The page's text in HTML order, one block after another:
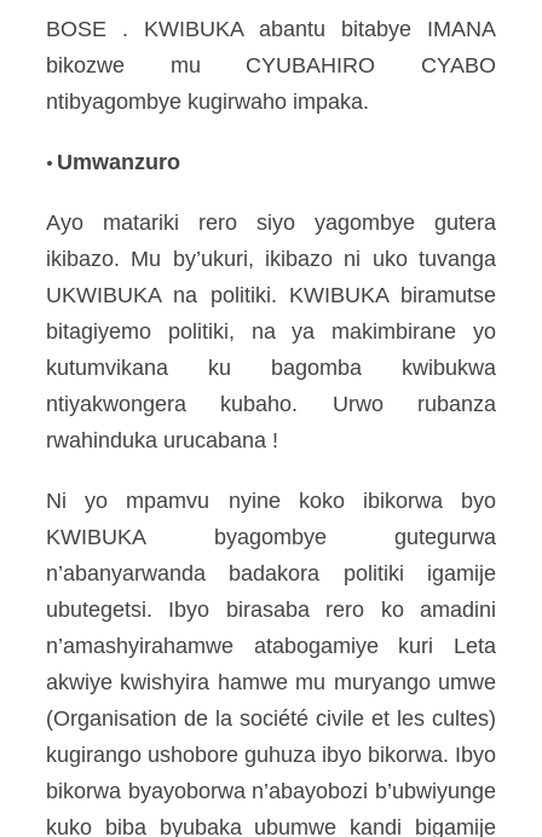
BOSE . KWIBUKA abantu bitabye IMANA
bikozwe mu CYUBAHIRO CYABO
ntibyagombye kugirwaho impaka.
• Umwanzuro
Ayo matariki rero siyo yagombye gutera
ikibazo. Mu by’ukuri, ikibazo ni uko tuvanga
UKWIBUKA na politiki. KWIBUKA biramutse
bitagiyemo politiki, na ya makimbirane yo
kutumvikana ku bagomba kwibukwa
ntiyakwongera kubaho. Urwo rubanza
rwahinduka urucabana !
Ni yo mpamvu nyine koko ibikorwa byo
KWIBUKA byagombye gutegurwa
n’abanyarwanda badakora politiki igamije
ubutegetsi. Ibyo birasaba rero ko amadini
n’amashyirahamwe atabogamiye kuri Leta
akwiye kwishyira hamwe mu muryango umwe
(Organisation de la société civile et les cultes)
kugirango ushobore guhuza ibyo bikorwa. Ibyo
bikorwa byayoborwa n’abayobozi b’ubwiyunge
kuko biba byubaka ubumwe kandi bigamije